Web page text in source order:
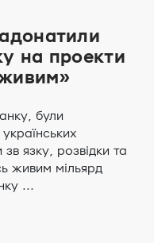
на проекти
були
язку, розвідки та
живим мільярд
...